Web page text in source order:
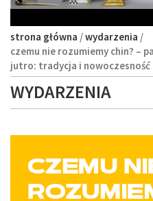
pokaz
w
nagłówku
strona główna /wydarzenia /
czemu nie rozumiemy chin? –
jutro: tradycja i nowoczesność
WYDARZENIA